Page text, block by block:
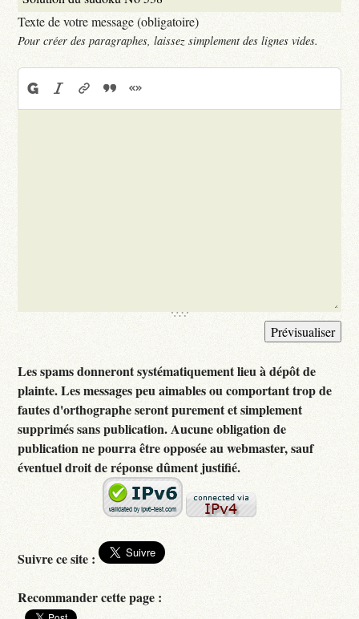
Texte de votre message (obligatoire)
Pour créer des paragraphes, laissez simplement des lignes vides.
Les spams donneront systématiquement lieu à dépôt de
plainte. Les messages peu aimables ou comportant trop de
fautes d'orthographe seront purement et simplement
supprimés sans publication. Aucune obligation de
publication ne pourra être opposée au webmaster, sauf
éventuel droit de réponse dûment justifié.
Suivre ce site :
Recommander cette page :